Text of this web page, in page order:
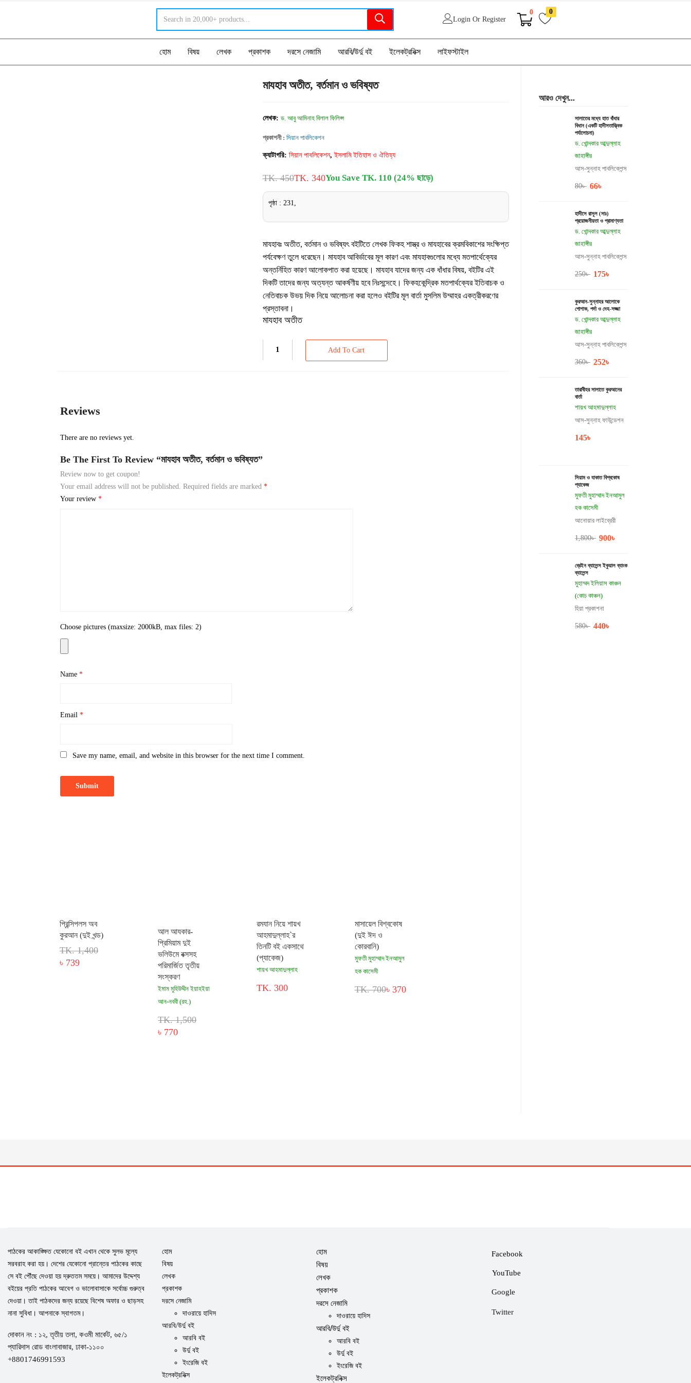
Login Or Register
0 0
হোম বিষয় লেখক প্রকাশক দরসে নেজামি আরবি/উর্দু বই ইলেকট্রনিক্স লাইফস্টাইল
আরও দেখুন...
সালাতের মধ্যে হাত বাঁধার
বিধান (একটি হাদীসতাত্ত্বিক
পর্যালোচনা)
ড. খোন্দকার আব্দুল্লাহ
জাহাঙ্গীর
আস-সুন্নাহ পাবলিকেশন্স
80৳ 66৳
হাদীসে রাসূল (সাঃ)
প্রয়োজনীয়তা ও প্রামাণ্যতা
ড. খোন্দকার আব্দুল্লাহ
জাহাঙ্গীর
আস-সুন্নাহ পাবলিকেশন্স
250৳ 175৳
কুরআন-সুন্নাহর আলোকে
পোশাক, পর্দা ও দেহ-সজ্জা
ড. খোন্দকার আব্দুল্লাহ
জাহাঙ্গীর
আস-সুন্নাহ পাবলিকেশন্স
360৳ 252৳
তারাবীহর সালাতে কুরআনের
বার্তা
শায়খ আহমাদুল্লাহ
আস-সুন্নাহ ফাউন্ডেশন
145৳
সিয়াম ও যাকাত বিশ্বকোষ
প্যাকেজ
মুফতী মুহাম্মাদ ইনআমুল
হক কাসেমী
আনোয়ার লাইব্রেরী
1,800৳ 900৳
ব্রেইন ব্যালেন্স ইকুয়াল ব্যাংক
ব্যালেন্স
মুহাম্মদ ইলিয়াস কাঞ্চন
(কোচ কাঞ্চন)
হিয়া প্রকাশনা
580৳ 440৳
মাযহাব অতীত, বর্তমান ও ভবিষ্যত
লেখক: ড. আবু আমিনাহ বিলাল ফিলিপ্স
প্রকাশনী : সিয়ান পাবলিকেশন
ক্যাটাগরি: সিয়ান পাবলিকেশন, ইসলামি ইতিহাস ও ঐতিহ্য
TK. 450TK. 340You Save TK. 110 (24% ছাড়ে)
পৃষ্ঠা : 231,
মাযহাবঃ অতীত, বর্তমান ও ভবিষ্যৎ বইটিতে লেখক ফিকহ শাস্ত্র ও মাযহাবের ক্রমবিকাশের সংক্ষিপ্ত
পর্যবেক্ষণ তুলে ধরেছেন। মাযহাব আবির্ভাবের মূল কারণ এবং মাযহাবগুলোর মধ্যে মতপার্থেক্যের
অন্তর্নিহিত কারণ আলোকপাত করা হয়েছে। মাযহাব যাদের জন্য এক ধাঁধার বিষয়, বইটির এই
দিকটি তাদের জন্য অত্যন্ত আকর্ষণীয় হবে নিঃসন্দেহে। ফিকহকেন্দ্রিক মতপার্থক্যের ইতিবাচক ও
নেতিবাচক উভয় দিক নিয়ে আলোচনা করা হলেও বইটির মূল বার্তা মুসলিম উম্মাহর একত্রীকরণের
প্রস্তাবনা।
মাযহাব অতীত
Add To Cart
Reviews
There are no reviews yet.
Be The First To Review “মাযহাব অতীত, বর্তমান ও ভবিষ্যত”
Review now to get coupon!
Your email address will not be published.
Required fields are marked*
Your review*
Choose pictures (maxsize: 2000kB, max files: 2)
Name*
Email*
Save my name, email, and website in this browser for the next time I comment.
প্রিন্সিপলস অব
কুরআন (দুই খন্ড)
TK. 1,400
৳ 739
আল আযকার-
প্রিমিয়াম দুই
ভলিউমে বক্সসহ
পরিমার্জিত তৃতীয়
সংস্করণ
ইমাম মুহিউদ্দীন ইয়াহইয়া
আন-নববী (রহ.)
TK. 1,500
৳ 770
রমযান নিয়ে শায়খ
আহমাদুল্লাহ`র
তিনটি বই একসাথে
(প্যাকেজ)
শায়খ আহমাদুল্লাহ
TK. 300
মাসায়েল বিশ্বকোষ
(দুই ঈদ ও
কোরবানি)
মুফতী মুহাম্মাদ ইনআমুল
হক কাসেমী
TK. 700৳ 370
পাঠকের আকাঙ্ক্ষিত যেকোনো বই এখান থেকে সুলভ মূল্যে
সরবরাহ করা হয়। দেশের যেকোনো প্রান্তের পাঠকের কাছে
সে বই পৌঁছে দেওয়া হয় দ্রুততম সময়ে। আমাদের উদ্দেশ্য
বইয়ের প্রতি পাঠকের আবেগ ও ভালোবাসাকে সর্বোচ্চ গুরুত্ব
দেওয়া। তাই পাঠকদের জন্য রয়েছে বিশেষ অফার ও ছাড়সহ
নানা সুবিধা। আপনাকে স্বাগতম।
দোকান নং : ১২, তৃতীয় তলা, কওমী মার্কেট, ৬৫/১
প্যারিদাস রোড বাংলাবাজার, ঢাকা-১১০০
+8801746991593
হোম
বিষয়
লেখক
প্রকাশক
দরসে নেজামি
দাওরায়ে হাদিস
আরবি/উর্দু বই
আরবি বই
উর্দু বই
ইংরেজি বই
ইলেকট্রনিক্স
হোম
বিষয়
লেখক
প্রকাশক
দরসে নেজামি
দাওরায়ে হাদিস
আরবি/উর্দু বই
আরবি বই
উর্দু বই
ইংরেজি বই
ইলেকট্রনিক্স
Facebook
YouTube
Google
Twitter